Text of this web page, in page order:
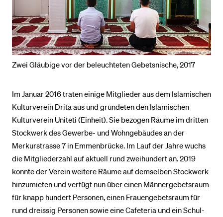
Zwei Gläubige vor der beleuchteten Gebetsnische, 2017
Im Januar 2016 traten einige Mitglieder aus dem Islamischen
Kulturverein Drita aus und gründeten den Islamischen
Kulturverein Uniteti (Einheit). Sie bezogen Räume im dritten
Stockwerk des Gewerbe- und Wohngebäudes an der
Merkurstrasse 7 in Emmenbrücke. Im Lauf der Jahre wuchs
die Mitgliederzahl auf aktuell rund zweihundert an. 2019
konnte der Verein weitere Räume auf demselben Stockwerk
hinzumieten und verfügt nun über einen Männergebetsraum
für knapp hundert Personen, einen Frauengebetsraum für
rund dreissig Personen sowie eine Cafeteria und ein Schul-
BELIEBTE INHALTE
Vorlesungsverzeichnis
Bibliothek
Menuplan Mensa
Anmeldung und Zulassung